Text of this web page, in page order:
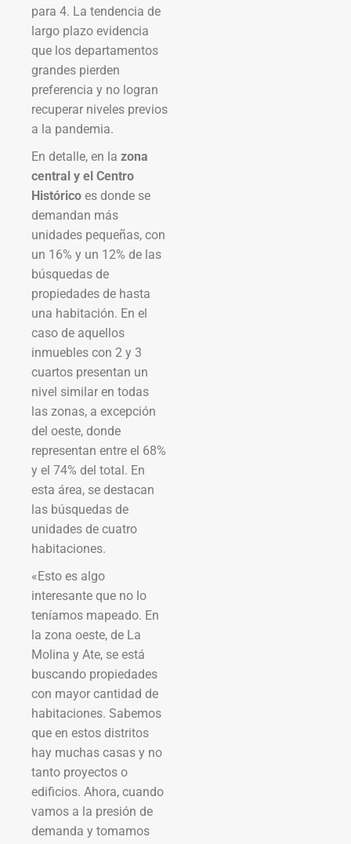
para 4. La tendencia de
largo plazo evidencia
que los departamentos
grandes pierden
preferencia y no logran
recuperar niveles previos
a la pandemia.
En detalle, en la zona
central y el Centro
Histórico es donde se
demandan más
unidades pequeñas, con
un 16% y un 12% de las
búsquedas de
propiedades de hasta
una habitación. En el
caso de aquellos
inmuebles con 2 y 3
cuartos presentan un
nivel similar en todas
las zonas, a excepción
del oeste, donde
representan entre el 68%
y el 74% del total. En
esta área, se destacan
las búsquedas de
unidades de cuatro
habitaciones.
«Esto es algo
interesante que no lo
teníamos mapeado. En
la zona oeste, de La
Molina y Ate, se está
buscando propiedades
con mayor cantidad de
habitaciones. Sabemos
que en estos distritos
hay muchas casas y no
tanto proyectos o
edificios. Ahora, cuando
vamos a la presión de
demanda y tomamos